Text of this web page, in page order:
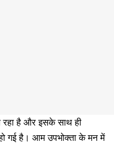
है और इसके साथ ही
गई है। आम उपभोक्ता के मन में